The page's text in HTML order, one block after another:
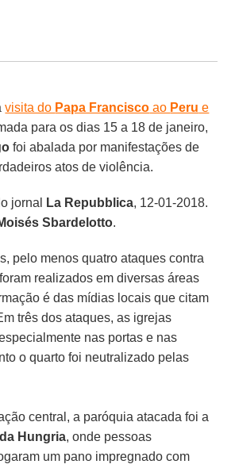
visita do Papa Francisco ao Peru e
para os dias 15 a 18 de janeiro,
foi abalada por manifestações de
atos de violência.
jornal La Repubblica, 12-01-2018.
Sbardelotto.
pelo menos quatro ataques contra
realizados em diversas áreas
é das mídias locais que citam
três dos ataques, as igrejas
nas portas e nas
o quarto foi neutralizado pelas
central, a paróquia atacada foi a
Hungria, onde pessoas
um pano impregnado com